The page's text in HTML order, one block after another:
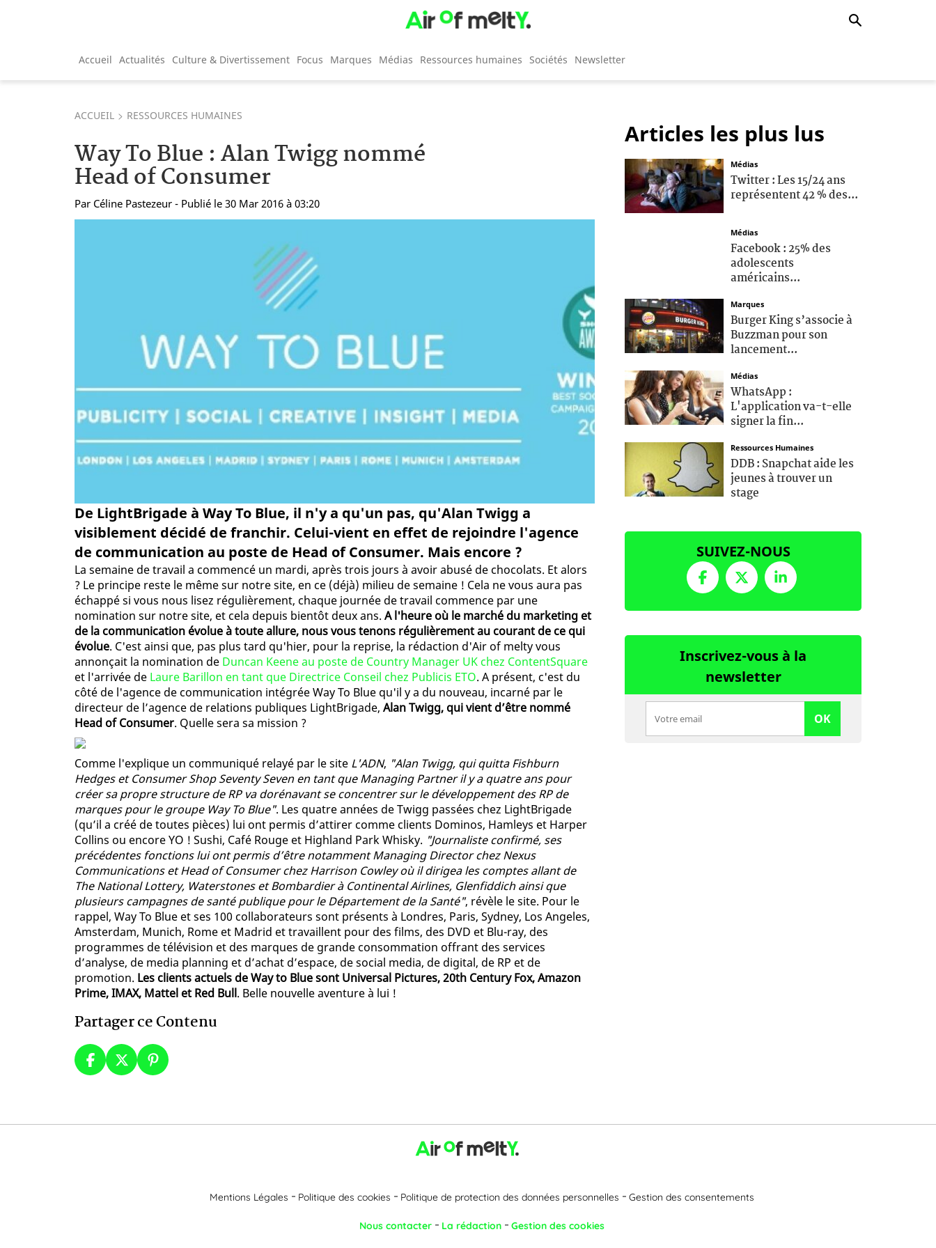
Accueil Actualités Culture & Divertissement Focus Marques Médias Ressources humaines Sociétés Newsletter
ACCUEIL RESSOURCES HUMAINES
Way To Blue : Alan Twigg nommé
Head of Consumer
Par Céline Pastezeur - Publié le 30 Mar 2016 à 03:20
De LightBrigade à Way To Blue, il n'y a qu'un pas, qu'Alan Twigg a
visiblement décidé de franchir. Celui-vient en effet de rejoindre l'agence
de communication au poste de Head of Consumer. Mais encore ?
La semaine de travail a commencé un mardi, après trois jours à avoir abusé de chocolats. Et alors
? Le principe reste le même sur notre site, en ce (déjà) milieu de semaine ! Cela ne vous aura pas
échappé si vous nous lisez régulièrement, chaque journée de travail commence par une
nomination sur notre site, et cela depuis bientôt deux ans. A l'heure où le marché du marketing et
de la communication évolue à toute allure, nous vous tenons régulièrement au courant de ce qui
évolue. C'est ainsi que, pas plus tard qu'hier, pour la reprise, la rédaction d'Air of melty vous
annonçait la nomination de Duncan Keene au poste de Country Manager UK chez ContentSquare
et l'arrivée de Laure Barillon en tant que Directrice Conseil chez Publicis ETO. A présent, c'est du
côté de l'agence de communication intégrée Way To Blue qu'il y a du nouveau, incarné par le
directeur de l’agence de relations publiques LightBrigade, Alan Twigg, qui vient d’être nommé
Head of Consumer. Quelle sera sa mission ?
Comme l'explique un communiqué relayé par le site L'ADN, "Alan Twigg, qui quitta Fishburn
Hedges et Consumer Shop Seventy Seven en tant que Managing Partner il y a quatre ans pour
créer sa propre structure de RP va dorénavant se concentrer sur le développement des RP de
marques pour le groupe Way To Blue". Les quatre années de Twigg passées chez LightBrigade
(qu’il a créé de toutes pièces) lui ont permis d’attirer comme clients Dominos, Hamleys et Harper
Collins ou encore YO ! Sushi, Café Rouge et Highland Park Whisky. "Journaliste confirmé, ses
précédentes fonctions lui ont permis d’être notamment Managing Director chez Nexus
Communications et Head of Consumer chez Harrison Cowley où il dirigea les comptes allant de
The National Lottery, Waterstones et Bombardier à Continental Airlines, Glenfiddich ainsi que
plusieurs campagnes de santé publique pour le Département de la Santé", révèle le site. Pour le
rappel, Way To Blue et ses 100 collaborateurs sont présents à Londres, Paris, Sydney, Los Angeles,
Amsterdam, Munich, Rome et Madrid et travaillent pour des films, des DVD et Blu-ray, des
programmes de télévision et des marques de grande consommation offrant des services
d’analyse, de media planning et d’achat d’espace, de social media, de digital, de RP et de
promotion. Les clients actuels de Way to Blue sont Universal Pictures, 20th Century Fox, Amazon
Prime, IMAX, Mattel et Red Bull. Belle nouvelle aventure à lui !
Partager ce Contenu
Articles les plus lus
Médias
Twitter : Les 15/24 ans
représentent 42 % des...
Médias
Facebook : 25% des
adolescents
américains...
Marques
Burger King s’associe à
Buzzman pour son
lancement...
Médias
WhatsApp :
L'application va-t-elle
signer la fin...
Ressources Humaines
DDB : Snapchat aide les
jeunes à trouver un
stage
SUIVEZ-NOUS
Inscrivez-vous à la
newsletter
OK
Mentions Légales Politique des cookies Politique de protection des données personnelles Gestion des consentements
Nous contacter La rédaction Gestion des cookies